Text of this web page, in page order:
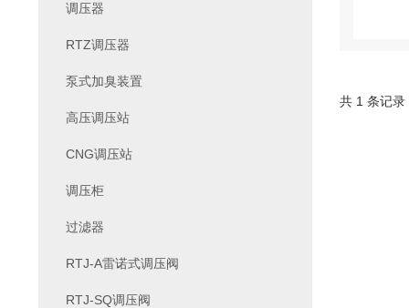
共 1 条记
调压器
RTZ调压器
泵式加臭装置
高压调压站
CNG调压站
调压柜
过滤器
RTJ-A雷诺式调压阀
RTJ-SQ调压阀